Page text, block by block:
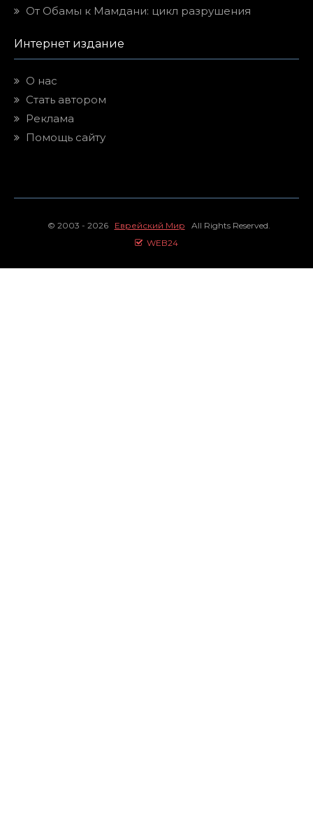
От Обамы к Мамдани: цикл разрушения
Интернет издание
О нас
Стать автором
Реклама
Помощь сайту
© 2003 - 2026 Еврейский Мир All Rights Reserved.
WEB24